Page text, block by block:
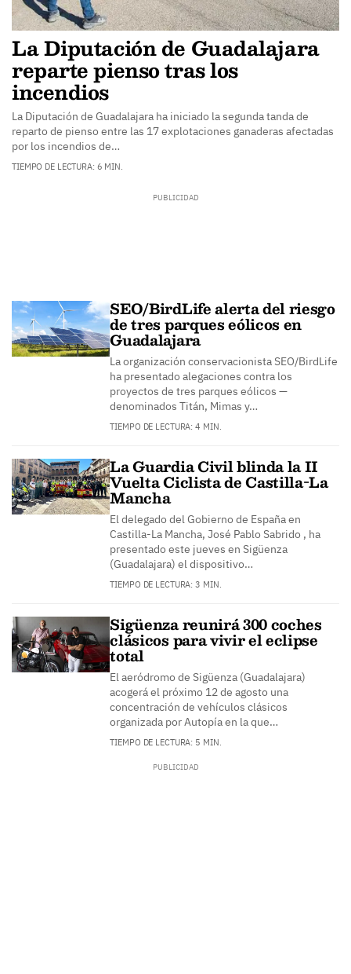
La Diputación de Guadalajara
reparte pienso tras los
incendios
La Diputación de Guadalajara ha iniciado la segunda tanda de
reparto de pienso entre las 17 explotaciones ganaderas afectadas
por los incendios de…
TIEMPO DE LECTURA: 6 MIN.
SEO/BirdLife alerta del riesgo
de tres parques eólicos en
Guadalajara
La organización conservacionista SEO/BirdLife
ha presentado alegaciones contra los
proyectos de tres parques eólicos —
denominados Titán, Mimas y…
TIEMPO DE LECTURA: 4 MIN.
La Guardia Civil blinda la II
Vuelta Ciclista de Castilla-La
Mancha
El delegado del Gobierno de España en
Castilla-La Mancha, José Pablo Sabrido , ha
presentado este jueves en Sigüenza
(Guadalajara) el dispositivo…
TIEMPO DE LECTURA: 3 MIN.
Sigüenza reunirá 300 coches
clásicos para vivir el eclipse
total
El aeródromo de Sigüenza (Guadalajara)
acogerá el próximo 12 de agosto una
concentración de vehículos clásicos
organizada por Autopía en la que…
TIEMPO DE LECTURA: 5 MIN.